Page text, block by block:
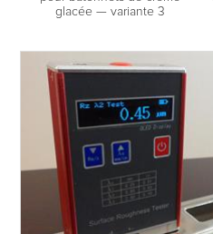
glacée — variante 3